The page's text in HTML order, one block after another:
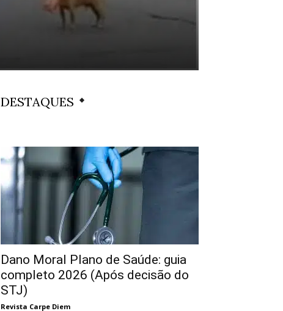
DESTAQUES
Dano Moral Plano de Saúde: guia
completo 2026 (Após decisão do
STJ)
Revista Carpe Diem